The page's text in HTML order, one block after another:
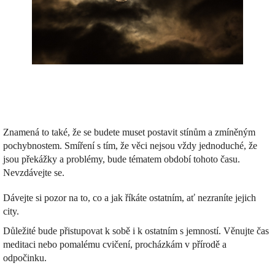
Znamená to také, že se budete muset postavit stínům a zmíněným
pochybnostem. Smíření s tím, že věci nejsou vždy jednoduché, že
jsou překážky a problémy, bude tématem období tohoto času.
Nevzdávejte se.
Dávejte si pozor na to, co a jak říkáte ostatním, ať nezraníte jejich
city.
Důležité bude přistupovat k sobě i k ostatním s jemností. Věnujte čas
meditaci nebo pomalému cvičení, procházkám v přírodě a
odpočinku.